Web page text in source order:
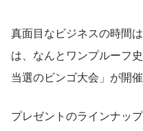
真面目なビジネスの時間
は、なんとワンプルーフ
当選のビンゴ大会」が開催
プレゼントのラインナッ